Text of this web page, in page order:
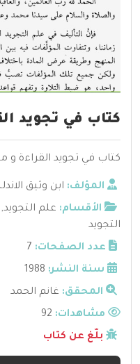
كتاب في تجويد
كتاب في تجويد القراءة و
المؤلف: ابن وثيق
الأقسام: علم التجويد,
التجويد
عدد الصفحات: 7
سنة النشر: 1988
المحقق: غانم الحمد
مشاهدات:
بلّغ عن كتاب